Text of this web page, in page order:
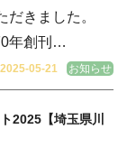
だきました。
年創刊…
2025-05-21 お知らせ
2025【埼玉県川